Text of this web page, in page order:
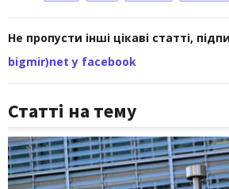
Не пропусти інші цікаві статті,
bigmir)net у facebook
Статті на тему